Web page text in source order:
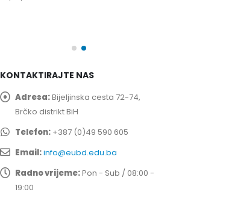
KONTAKTIRAJTE NAS
Adresa:Bijeljinska cesta 72-74,
Brčko distrikt BiH
Telefon: +387 (0)49 590 605
Email:info@eubd.edu.ba
Radno vrijeme:Pon - Sub / 08:00 -
19:00